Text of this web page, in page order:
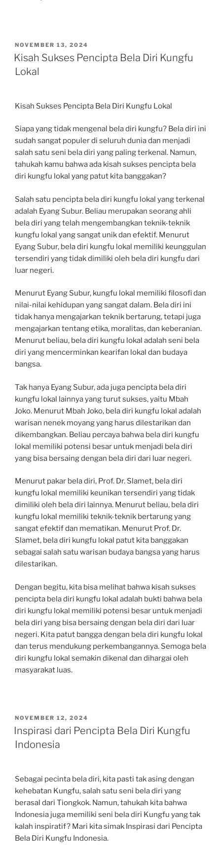
POSTED
ON
NOVEMBER 13, 2024
Kisah Sukses Pencipta Bela Diri Kungfu
Lokal
Kisah Sukses Pencipta Bela Diri Kungfu Lokal
Siapa yang tidak mengenal bela diri kungfu? Bela diri ini
sudah sangat populer di seluruh dunia dan menjadi
salah satu seni bela diri yang paling terkenal. Namun,
tahukah kamu bahwa ada kisah sukses pencipta bela
diri kungfu lokal yang patut kita banggakan?
Salah satu pencipta bela diri kungfu lokal yang terkenal
adalah Eyang Subur. Beliau merupakan seorang ahli
bela diri yang telah mengembangkan teknik-teknik
kungfu lokal yang sangat unik dan efektif. Menurut
Eyang Subur, bela diri kungfu lokal memiliki keunggulan
tersendiri yang tidak dimiliki oleh bela diri kungfu dari
luar negeri.
Menurut Eyang Subur, kungfu lokal memiliki filosofi dan
nilai-nilai kehidupan yang sangat dalam. Bela diri ini
tidak hanya mengajarkan teknik bertarung, tetapi juga
mengajarkan tentang etika, moralitas, dan keberanian.
Menurut beliau, bela diri kungfu lokal adalah seni bela
diri yang mencerminkan kearifan lokal dan budaya
bangsa.
Tak hanya Eyang Subur, ada juga pencipta bela diri
kungfu lokal lainnya yang turut sukses, yaitu Mbah
Joko. Menurut Mbah Joko, bela diri kungfu lokal adalah
warisan nenek moyang yang harus dilestarikan dan
dikembangkan. Beliau percaya bahwa bela diri kungfu
lokal memiliki potensi besar untuk menjadi bela diri
yang bisa bersaing dengan bela diri dari luar negeri.
Menurut pakar bela diri, Prof. Dr. Slamet, bela diri
kungfu lokal memiliki keunikan tersendiri yang tidak
dimiliki oleh bela diri lainnya. Menurut beliau, bela diri
kungfu lokal memiliki teknik-teknik bertarung yang
sangat efektif dan mematikan. Menurut Prof. Dr.
Slamet, bela diri kungfu lokal patut kita banggakan
sebagai salah satu warisan budaya bangsa yang harus
dilestarikan.
Dengan begitu, kita bisa melihat bahwa kisah sukses
pencipta bela diri kungfu lokal adalah bukti bahwa bela
diri kungfu lokal memiliki potensi besar untuk menjadi
bela diri yang bisa bersaing dengan bela diri dari luar
negeri. Kita patut bangga dengan bela diri kungfu lokal
dan terus mendukung perkembangannya. Semoga bela
diri kungfu lokal semakin dikenal dan dihargai oleh
masyarakat luas.
POSTED
ON
NOVEMBER 12, 2024
Inspirasi dari Pencipta Bela Diri Kungfu
Indonesia
Sebagai pecinta bela diri, kita pasti tak asing dengan
kehebatan Kungfu, salah satu seni bela diri yang
berasal dari Tiongkok. Namun, tahukah kita bahwa
Indonesia juga memiliki seni bela diri Kungfu yang tak
kalah inspiratif? Mari kita simak Inspirasi dari Pencipta
Bela Diri Kungfu Indonesia.